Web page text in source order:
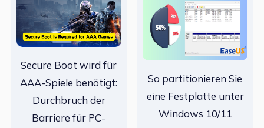
Secure Boot wird für
AAA-Spiele benötigt:
Durchbruch der
Barriere für PC-
So partitionieren Sie
eine Festplatte unter
Windows 10/11